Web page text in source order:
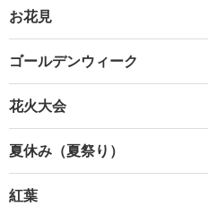
お花見
ゴールデンウィーク
花火大会
夏休み（夏祭り）
紅葉